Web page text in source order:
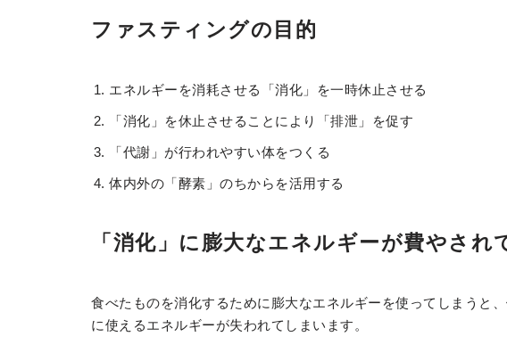
ファスティングの目的
エネルギーを消耗させる「消化」を一時休止させる
「消化」を休止させることにより「排泄」を促す
「代謝」が行われやすい体をつくる
体内外の「酵素」のちからを活用する
「消化」に膨大なエネルギーが費やされ
食べたものを消化するために膨大なエネルギーを使ってしまうと
に使えるエネルギーが失われてしまいます。